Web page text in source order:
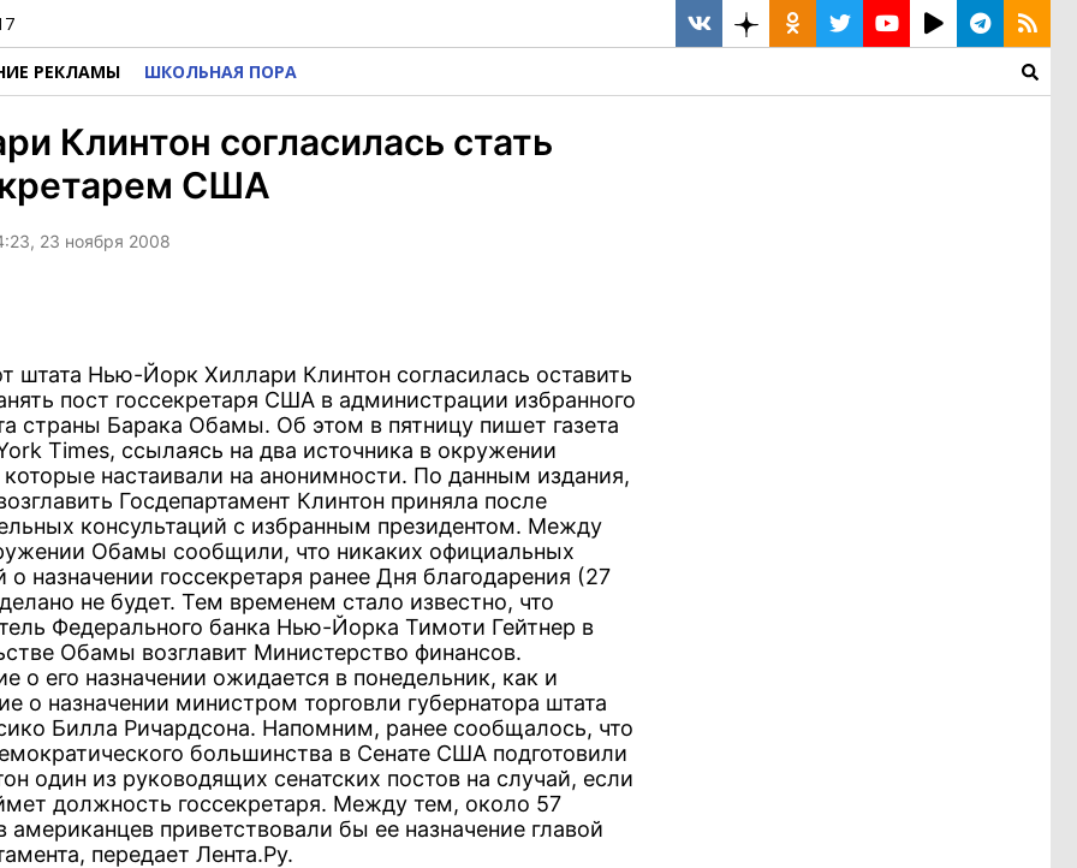
РЕКЛАМЫ ШКОЛЬНАЯ ПОРА
Клинтон согласилась стать
США
23 ноября 2008
штата Нью-Йорк Хиллари Клинтон согласилась оставить
пост госсекретаря США в администрации избранного
страны Барака Обамы. Об этом в пятницу пишет газета
Times, ссылаясь на два источника в окружении
которые настаивали на анонимности. По данным издания,
Госдепартамент Клинтон приняла после
консультаций с избранным президентом. Между
Обамы сообщили, что никаких официальных
о назначении госсекретаря ранее Дня благодарения (27
не будет. Тем временем стало известно, что
Федерального банка Нью-Йорка Тимоти Гейтнер в
Обамы возглавит Министерство финансов.
о его назначении ожидается в понедельник, как и
о назначении министром торговли губернатора штата
Билла Ричардсона. Напомним, ранее сообщалось, что
большинства в Сенате США подготовили
один из руководящих сенатских постов на случай, если
должность госсекретаря. Между тем, около 57
американцев приветствовали бы ее назначение главой
передает Лента.Ру.